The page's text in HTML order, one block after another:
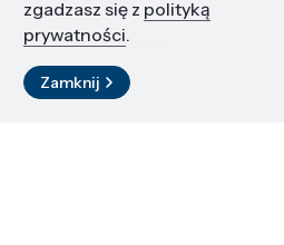
Zasoby i materiały
Kontakt
zgadzasz się z polityką
prywatności.
Zamknij